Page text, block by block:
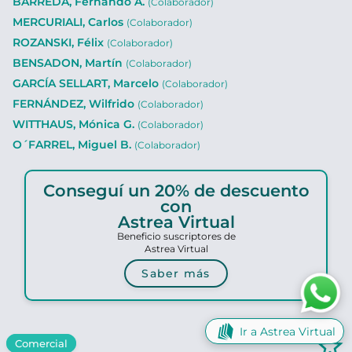
(Colaborador)
MERCURIALI, Carlos (Colaborador)
ROZANSKI, Félix (Colaborador)
BENSADON, Martín (Colaborador)
GARCÍA SELLART, Marcelo (Colaborador)
FERNÁNDEZ, Wilfrido (Colaborador)
WITTHAUS, Mónica G. (Colaborador)
O´FARREL, Miguel B. (Colaborador)
Conseguí un 20% de descuento
con
Astrea Virtual
Beneficio suscriptores de
Astrea Virtual
Saber más
Comercial
Ir a Astrea Virtual